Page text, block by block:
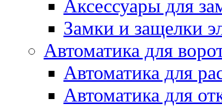
Аксессуары для
Замки и защелки
Автоматика для
Автоматика для
Автоматика для